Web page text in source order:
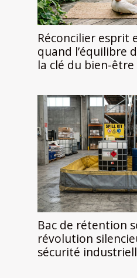
Réconcilier esprit
quand l’équilibre
la clé du bien-être
Bac de rétention
révolution
sécurité